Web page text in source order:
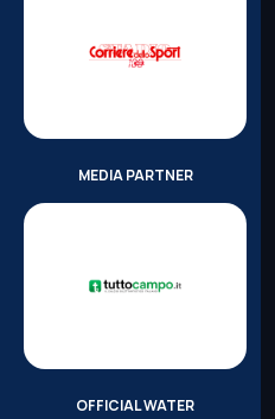
MEDIA PARTNER
OFFICIAL WATER